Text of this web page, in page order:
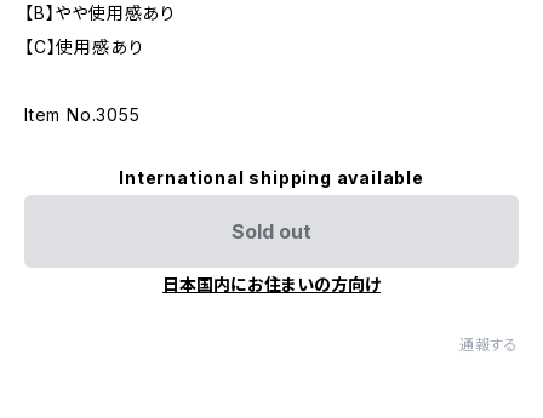
【B】やや使用感あり
【C】使用感あり
Item No.3055
International shipping available
Sold out
日本国内にお住まいの方向け
通報する